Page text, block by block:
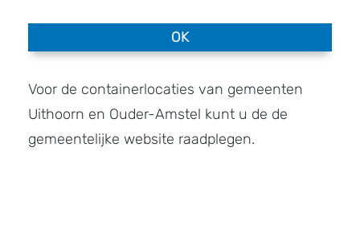
OK
Voor de containerlocaties van gemeenten
Uithoorn en Ouder-Amstel kunt u de de
gemeentelijke website raadplegen.